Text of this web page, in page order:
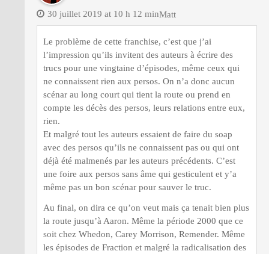
Matt
30 juillet 2019 at 10 h 12 min
Le problème de cette franchise, c’est que j’ai
l’impression qu’ils invitent des auteurs à écrire des
trucs pour une vingtaine d’épisodes, même ceux qui
ne connaissent rien aux persos. On n’a donc aucun
scénar au long court qui tient la route ou prend en
compte les décès des persos, leurs relations entre eux,
rien.
Et malgré tout les auteurs essaient de faire du soap
avec des persos qu’ils ne connaissent pas ou qui ont
déjà été malmenés par les auteurs précédents. C’est
une foire aux persos sans âme qui gesticulent et y’a
même pas un bon scénar pour sauver le truc.
Au final, on dira ce qu’on veut mais ça tenait bien plus
la route jusqu’à Aaron. Même la période 2000 que ce
soit chez Whedon, Carey Morrison, Remender. Même
les épisodes de Fraction et malgré la radicalisation des